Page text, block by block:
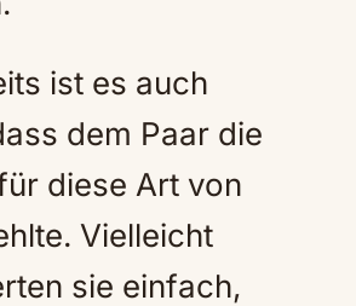
ist es auch
dem Paar die
diese Art von
Vielleicht
sie einfach,